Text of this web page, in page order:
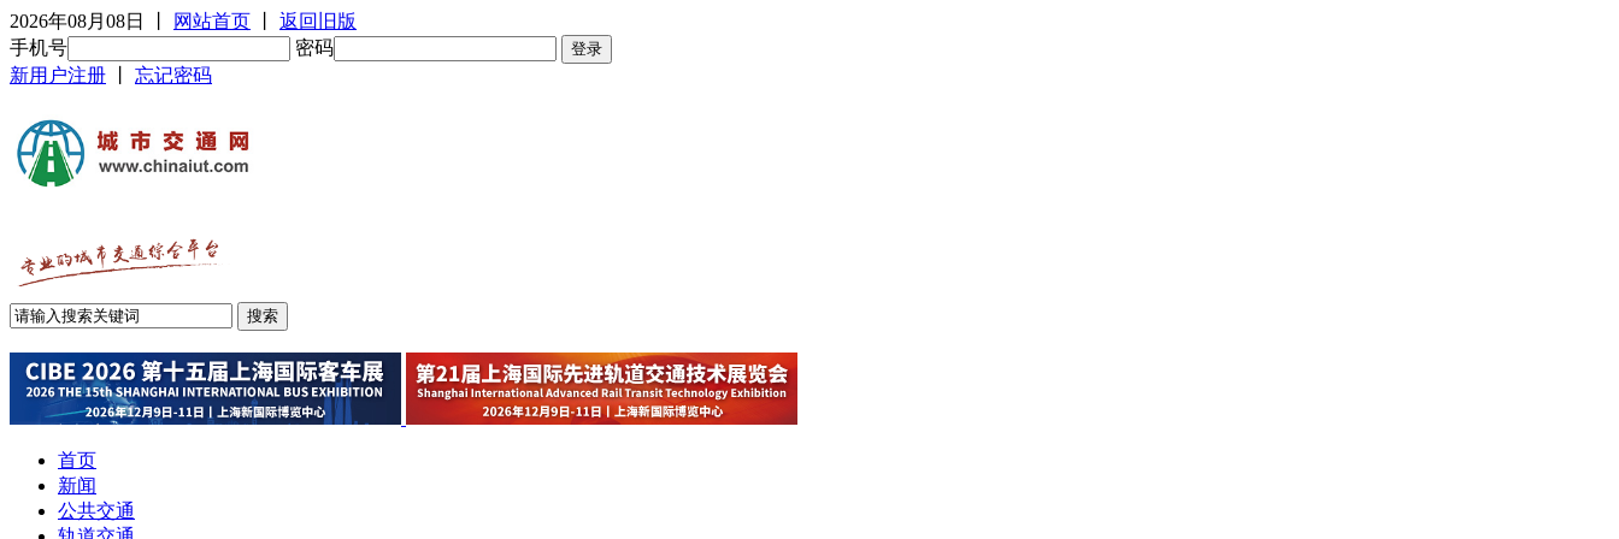
2026年08月08日 网站首页
返回旧版
手机号
密码
新用户注册
忘记密码
首页
新闻
公共交通